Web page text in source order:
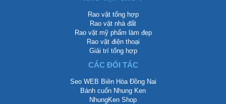
Rao vặt tổng hợp
Rao vặt nhà đất
Rao vặt mỹ phẩm làm đẹp
Rao vặt điện thoại
Giải trí tổng hợp
CÁC ĐỐI TÁC
Seo WEB Biên Hòa Đồng Nai
Bánh cuốn Nhung Ken
NhungKen Shop